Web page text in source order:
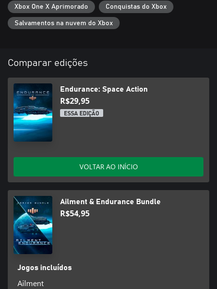
Xbox One X Aprimorado Conquistas do Xbox
Salvamentos na nuvem do Xbox
Comparar edições
Endurance: Space Action
R$29,95
ESSA EDIÇÃO
VOLTAR AO INÍCIO
Ailment & Endurance Bundle
R$54,95
Jogos incluídos
Ailment